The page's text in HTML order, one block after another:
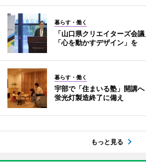
暮らす・働く
「山口県クリエイターズ会
「心を動かすデザイン」を
暮らす・働く
宇部で「住まいる塾」開講
蛍光灯製造終了に備え
もっと見る